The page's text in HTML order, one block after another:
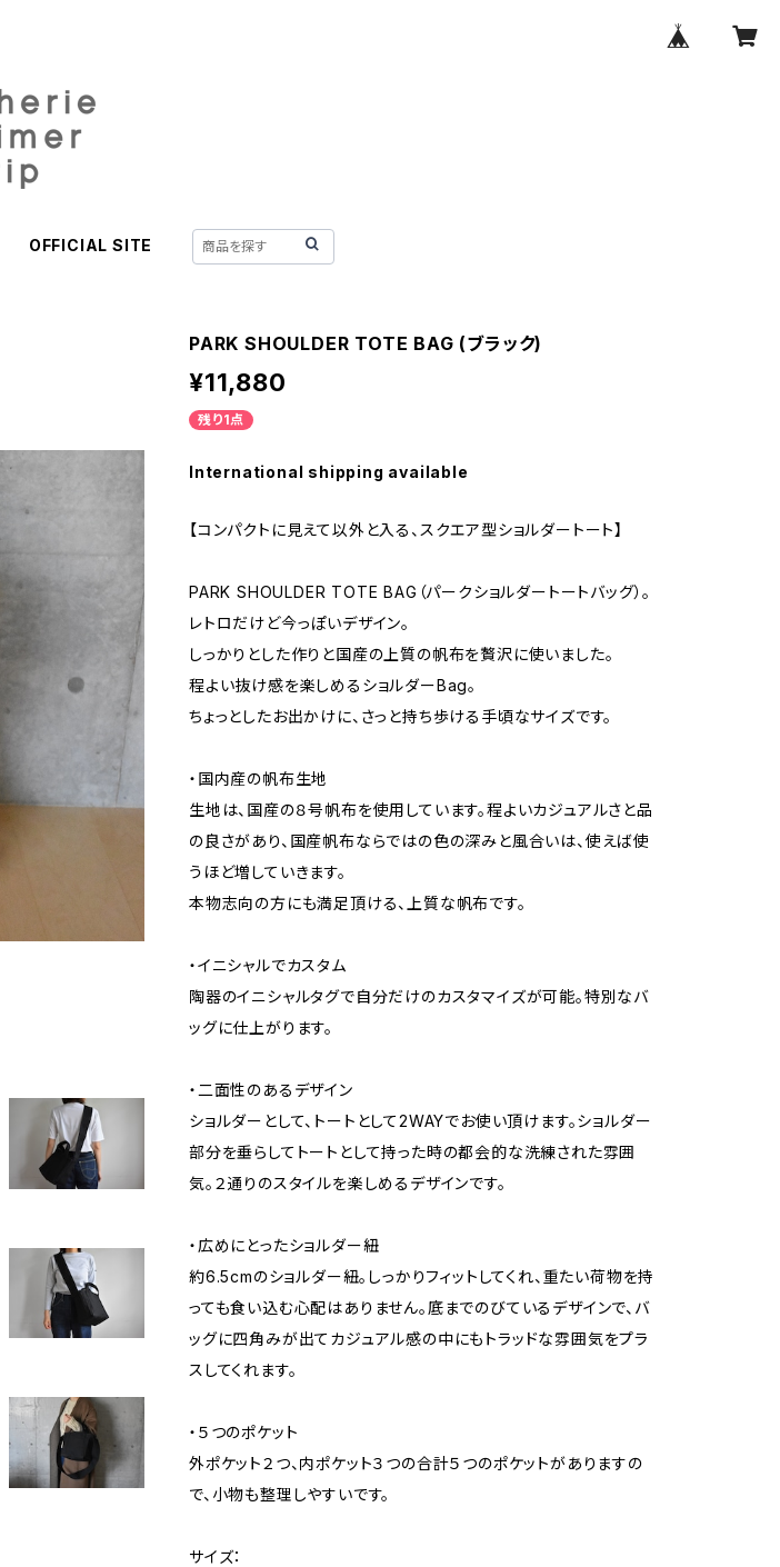
OFFICIAL SITE
PARK SHOULDER TOTE BAG (ブラック)
¥11,880
残り1点
International shipping available
【コンパクトに見えて以外と入る、スクエア型ショルダートート】
PARK SHOULDER TOTE BAG（パークショルダートートバッグ）。
レトロだけど今っぽいデザイン。
しっかりとした作りと国産の上質の帆布を贅沢に使いました。
程よい抜け感を楽しめるショルダーBag。
ちょっとしたお出かけに、さっと持ち歩ける手頃なサイズです。
・国内産の帆布生地
生地は、国産の８号帆布を使用しています。程よいカジュアルさと品
の良さがあり、国産帆布ならではの色の深みと風合いは、使えば使
うほど増していきます。
本物志向の方にも満足頂ける、上質な帆布です。
・イニシャルでカスタム
陶器のイニシャルタグで自分だけのカスタマイズが可能。特別なバ
ッグに仕上がります。
・二面性のあるデザイン
ショルダーとして、トートとして2WAYでお使い頂けます。ショルダー
部分を垂らしてトートとして持った時の都会的な洗練された雰囲
気。２通りのスタイルを楽しめるデザインです。
・広めにとったショルダー紐
約6.5cmのショルダー紐。しっかりフィットしてくれ、重たい荷物を持
っても食い込む心配はありません。底までのびているデザインで、バ
ッグに四角みが出てカジュアル感の中にもトラッドな雰囲気をプラ
スしてくれます。
・５つのポケット
外ポケット２つ、内ポケット３つの合計５つのポケットがありますの
で、小物も整理しやすいです。
サイズ：